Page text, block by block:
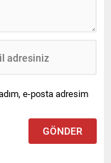
e-posta adresim